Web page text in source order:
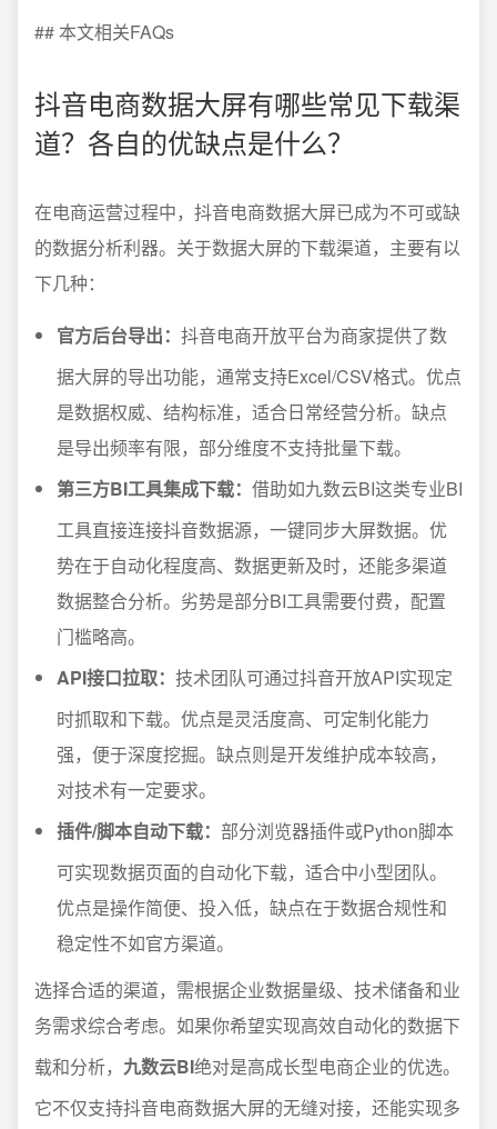
## 本文相关FAQs
抖音电商数据大屏有哪些常见下载渠
道？各自的优缺点是什么？
在电商运营过程中，抖音电商数据大屏已成为不可或缺
的数据分析利器。关于数据大屏的下载渠道，主要有以
下几种：
官方后台导出： 抖音电商开放平台为商家提供了数
据大屏的导出功能，通常支持Excel/CSV格式。优点
是数据权威、结构标准，适合日常经营分析。缺点
是导出频率有限，部分维度不支持批量下载。
第三方BI工具集成下载： 借助如九数云BI这类专业BI
工具直接连接抖音数据源，一键同步大屏数据。优
势在于自动化程度高、数据更新及时，还能多渠道
数据整合分析。劣势是部分BI工具需要付费，配置
门槛略高。
API接口拉取： 技术团队可通过抖音开放API实现定
时抓取和下载。优点是灵活度高、可定制化能力
强，便于深度挖掘。缺点则是开发维护成本较高，
对技术有一定要求。
插件/脚本自动下载： 部分浏览器插件或Python脚本
可实现数据页面的自动化下载，适合中小型团队。
优点是操作简便、投入低，缺点在于数据合规性和
稳定性不如官方渠道。
选择合适的渠道，需根据企业数据量级、技术储备和业
务需求综合考虑。如果你希望实现高效自动化的数据下
载和分析， 九数云BI绝对是高成长型电商企业的优选。
它不仅支持抖音电商数据大屏的无缝对接，还能实现多